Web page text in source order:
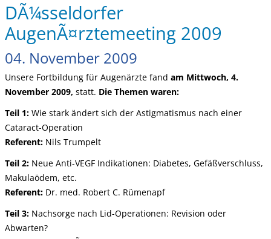
DÃ¼sseldorfer
AugenÃ¤rztemeeting 2009
04. November 2009
Unsere Fortbildung für Augenärzte fand am Mittwoch, 4.
November 2009, statt. Die Themen waren:
Teil 1: Wie stark ändert sich der Astigmatismus nach einer
Cataract-Operation
Referent: Nils Trumpelt
Teil 2: Neue Anti-VEGF Indikationen: Diabetes, Gefäßverschluss,
Makulaödem, etc.
Referent: Dr. med. Robert C. Rümenapf
Teil 3: Nachsorge nach Lid-Operationen: Revision oder
Abwarten?